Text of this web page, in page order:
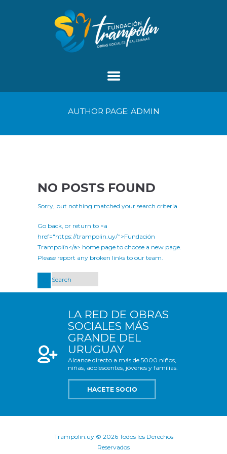
AUTHOR PAGE: ADMIN
NO POSTS FOUND
Sorry, but nothing matched your search criteria.
Go back, or return to <a
href="https://trampolin.uy/">Fundación
Trampolín</a> home page to choose a new page.
Please report any broken links to our team.
LA RED DE OBRAS
SOCIALES MÁS
GRANDE DEL
URUGUAY
Alcance directo a más de 5000 niños,
niñas, adolescentes, jóvenes y familias.
HACETE SOCIO
Trampolin.uy © 2026 Todos los Derechos
Reservados